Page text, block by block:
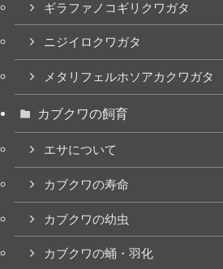
ギラファノコギリクワガタ
ニジイロクワガタ
メタリフェルホソアカクワガタ
カブクワの飼育
エサについて
カブクワの寿命
カブクワの幼虫
カブクワの蛹・羽化